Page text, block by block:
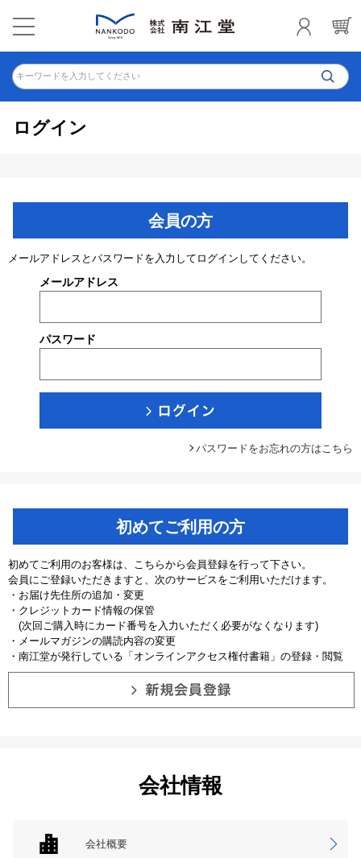
キーワードを入力してください
ログイン
会員の方
メールアドレスとパスワードを入力してログインしてください。
メールアドレス
パスワード
パスワードをお忘れの方はこちら
初めてご利用の方
初めてご利用のお客様は、こちらから会員登録を行って下さい。
会員にご登録いただきますと、次のサービスをご利用いただけます。
・お届け先住所の追加・変更
・クレジットカード情報の保管
(次回ご購入時にカード番号を入力いただく必要がなくなります)
・メールマガジンの購読内容の変更
・南江堂が発行している「オンラインアクセス権付書籍」の登録・閲覧
会社情報
会社概要